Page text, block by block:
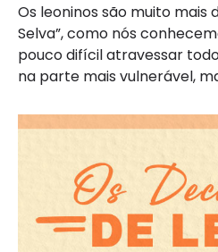
Os leoninos são muito mais
Selva”, como nós
pouco difícil atravessar
na parte mais vulnerável,